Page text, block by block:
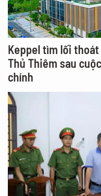
Keppel tìm lối
Thủ Thiêm sau
chính